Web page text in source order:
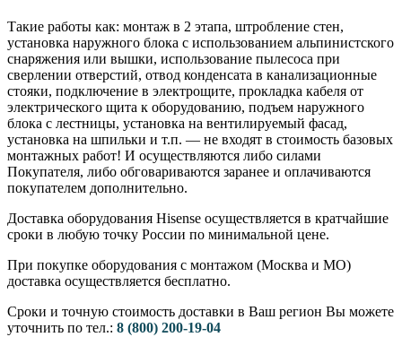
Такие работы как: монтаж в 2 этапа, штробление стен,
установка наружного блока с использованием альпинистского
снаряжения или вышки, использование пылесоса при
сверлении отверстий, отвод конденсата в канализационные
стояки, подключение в электрощите, прокладка кабеля от
электрического щита к оборудованию, подъем наружного
блока с лестницы, установка на вентилируемый фасад,
установка на шпильки и т.п. — не входят в стоимость базовых
монтажных работ! И осуществляются либо силами
Покупателя, либо обговариваются заранее и оплачиваются
покупателем дополнительно.
Доставка оборудования Hisense осуществляется в кратчайшие
сроки в любую точку России по минимальной цене.
При покупке оборудования с монтажом (Москва и МО)
доставка осуществляется бесплатно.
Сроки и точную стоимость доставки в Ваш регион Вы можете
уточнить по тел.: 8 (800) 200-19-04